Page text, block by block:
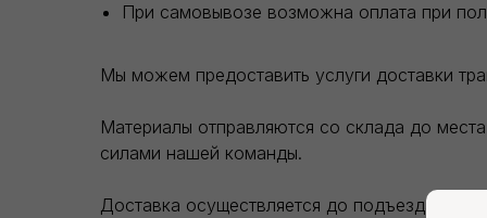
При самовывозе возможна оплата при
Мы можем предоставить услуги доставки
Материалы отправляются со склада до
силами нашей команды.
Доставка осуществляется до подъезда